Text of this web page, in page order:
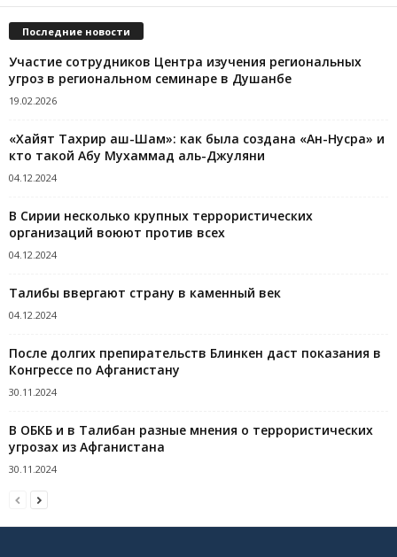
Последние новости
Участие сотрудников Центра изучения региональных
угроз в региональном семинаре в Душанбе
19.02.2026
«Хайят Тахрир аш-Шам»: как была создана «Ан-Нусра» и
кто такой Абу Мухаммад аль-Джуляни
04.12.2024
В Сирии несколько крупных террористических
организаций воюют против всех
04.12.2024
Талибы ввергают страну в каменный век
04.12.2024
После долгих препирательств Блинкен даст показания в
Конгрессе по Афганистану
30.11.2024
В ОБКБ и в Талибан разные мнения о террористических
угрозах из Афганистана
30.11.2024